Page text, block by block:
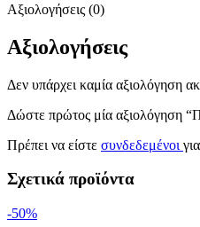
Αξιολογήσεις (0)
Αξιολογήσεις
Δεν υπάρχει καμία αξιολόγηση
Δώστε πρώτος μία αξιολόγηση
Πρέπει να είστε συνδεδεμένοι
Σχετικά προϊόντα
-50%